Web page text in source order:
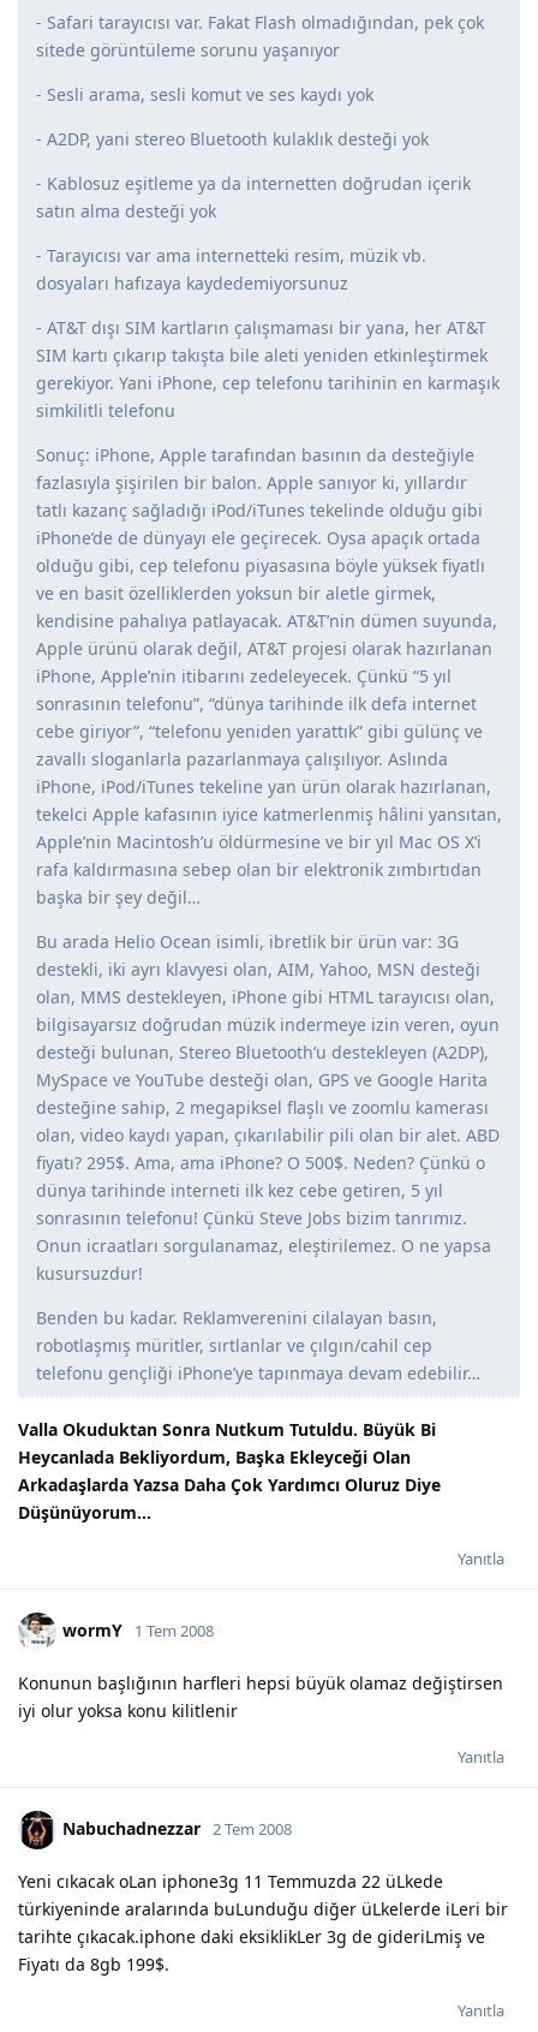
- Safari tarayıcısı var. Fakat Flash olmadığından, pek çok
sitede görüntüleme sorunu yaşanıyor
- Sesli arama, sesli komut ve ses kaydı yok
- A2DP, yani stereo Bluetooth kulaklık desteği yok
- Kablosuz eşitleme ya da internetten doğrudan içerik
satın alma desteği yok
- Tarayıcısı var ama internetteki resim, müzik vb.
dosyaları hafızaya kaydedemiyorsunuz
- AT&T dışı SIM kartların çalışmaması bir yana, her AT&T
SIM kartı çıkarıp takışta bile aleti yeniden etkinleştirmek
gerekiyor. Yani iPhone, cep telefonu tarihinin en karmaşık
simkilitli telefonu
Sonuç: iPhone, Apple tarafından basının da desteğiyle
fazlasıyla şişirilen bir balon. Apple sanıyor ki, yıllardır
tatlı kazanç sağladığı iPod/iTunes tekelinde olduğu gibi
iPhone’de de dünyayı ele geçirecek. Oysa apaçık ortada
olduğu gibi, cep telefonu piyasasına böyle yüksek fiyatlı
ve en basit özelliklerden yoksun bir aletle girmek,
kendisine pahalıya patlayacak. AT&T’nin dümen suyunda,
Apple ürünü olarak değil, AT&T projesi olarak hazırlanan
iPhone, Apple’nin itibarını zedeleyecek. Çünkü “5 yıl
sonrasının telefonu”, “dünya tarihinde ilk defa internet
cebe giriyor”, “telefonu yeniden yarattık” gibi gülünç ve
zavallı sloganlarla pazarlanmaya çalışılıyor. Aslında
iPhone, iPod/iTunes tekeline yan ürün olarak hazırlanan,
tekelci Apple kafasının iyice katmerlenmiş hâlini yansıtan,
Apple’nin Macintosh’u öldürmesine ve bir yıl Mac OS X’i
rafa kaldırmasına sebep olan bir elektronik zımbırtıdan
başka bir şey değil…
Bu arada Helio Ocean isimli, ibretlik bir ürün var: 3G
destekli, iki ayrı klavyesi olan, AIM, Yahoo, MSN desteği
olan, MMS destekleyen, iPhone gibi HTML tarayıcısı olan,
bilgisayarsız doğrudan müzik indermeye izin veren, oyun
desteği bulunan, Stereo Bluetooth’u destekleyen (A2DP),
MySpace ve YouTube desteği olan, GPS ve Google Harita
desteğine sahip, 2 megapiksel flaşlı ve zoomlu kamerası
olan, video kaydı yapan, çıkarılabilir pili olan bir alet. ABD
fiyatı? 295$. Ama, ama iPhone? O 500$. Neden? Çünkü o
dünya tarihinde interneti ilk kez cebe getiren, 5 yıl
sonrasının telefonu! Çünkü Steve Jobs bizim tanrımız.
Onun icraatları sorgulanamaz, eleştirilemez. O ne yapsa
kusursuzdur!
Benden bu kadar. Reklamverenini cilalayan basın,
robotlaşmış müritler, sırtlanlar ve çılgın/cahil cep
telefonu gençliği iPhone’ye tapınmaya devam edebilir…
Valla Okuduktan Sonra Nutkum Tutuldu. Büyük Bi
Heycanlada Bekliyordum, Başka Ekleyceği Olan
Arkadaşlarda Yazsa Daha Çok Yardımcı Oluruz Diye
Düşünüyorum...
Yanıtla
wormY 1 Tem 2008
Konunun başlığının harfleri hepsi büyük olamaz değiştirsen
iyi olur yoksa konu kilitlenir
Yanıtla
Nabuchadnezzar 2 Tem 2008
Yeni cıkacak oLan iphone3g 11 Temmuzda 22 üLkede
türkiyeninde aralarında buLunduğu diğer üLkelerde iLeri bir
tarihte çıkacak.iphone daki eksiklikLer 3g de gideriLmiş ve
Fiyatı da 8gb 199$.
Yanıtla